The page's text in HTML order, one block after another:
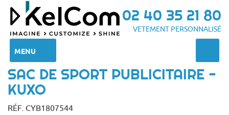
02 40 35 21 80
VETEMENT PERSONNALISÉ
MENU
SAC DE SPORT PUBLICITAIRE -
KUXO
RÉF. CYB1807544